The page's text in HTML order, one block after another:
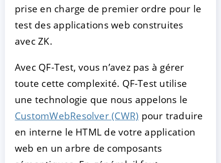
prise en charge de premier ordre pour le
test des applications web construites
avec ZK.
Avec QF-Test, vous n’avez pas à gérer
toute cette complexité. QF-Test utilise
une technologie que nous appelons le
CustomWebResolver (CWR) pour traduire
en interne le HTML de votre application
web en un arbre de composants